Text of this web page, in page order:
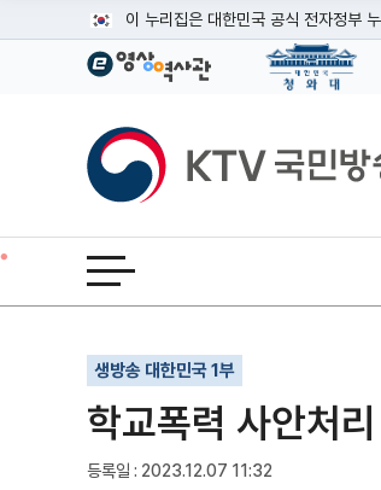
이 누리집은 대한민국 공식 전자정부
공식 누리집 주소 확인하기
이밖에 or.kr 또는 .kr등 다른 도메인 주
운영중인 공식 누리집보기
KTV국민방송
전체메뉴 열기
생방송 대한민국 1부
학교폭력 사안처
등록일 : 2023.12.07 11:32
기사인쇄
글자확대
글자축소